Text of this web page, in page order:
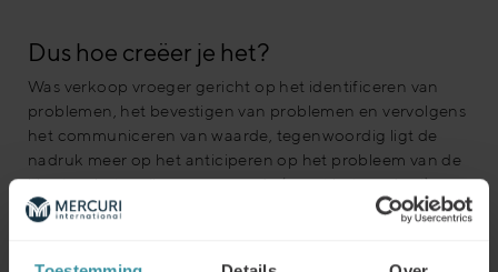
Dus hoe creëer je het?
Was verkoop vroeger gericht op het identificeren van
problemen, het bevestigen van problemen en vervolgens
het communiceren van waarde, tegenwoordig ligt de
nadruk meer op het anticiperen op het probleem van de
klant en het creëren van waarde (naast het product)
door interactie met de klant. Uit ons onderzoek hebben